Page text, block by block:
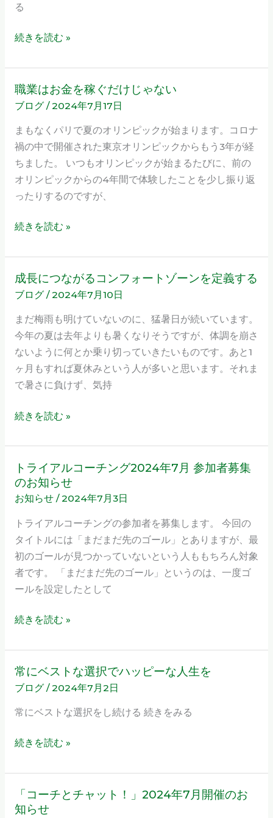
せ
る
ま
乗
り
切
に
は
続きを読む »
職業はお金を稼ぐだけじゃない
ブログ/2024年7月17日
まもなくパリで夏のオリンピックが始まります。コロナ
禍の中で開催された東京オリンピックからもう3年が経
ちました。 いつもオリンピックが始まるたびに、前の
オリンピックからの4年間で体験したことを少し振り返
ったりするのですが、
職
業
お
を
だ
じ
ゃ
な
続きを読む »
成長につながるコンフォートゾーンを定義する
ブログ/2024年7月10日
まだ梅雨も明けていないのに、猛暑日が続いています。
今年の夏は去年よりも暑くなりそうですが、体調を崩さ
ないように何とか乗り切っていきたいものです。あと1
ヶ月もすれば夏休みという人が多いと思います。それま
で暑さに負けず、気持
成
長
つ
ン
ォ
ト
ゾ
ン
を
定
義
す
続きを読む »
トライアルコーチング2024年7月 参加者募集
のお知らせ
お知らせ/2024年7月3日
トライアルコーチングの参加者を募集します。 今回の
タイトルには「まだまだ先のゴール」とありますが、最
初のゴールが見つかっていないという人ももちろん対象
者です。 「まだまだ先のゴール」というのは、一度ゴ
ールを設定したとして
ト
ラ
イ
ア
ル
コ
ー
グ
年
7
月
加
募
お
知
続きを読む »
常にベストな選択でハッピーな人生を
ブログ/2024年7月2日
常にベストな選択をし続ける 続きをみる
常
に
ベ
ト
選
択
で
続きを読む »
「コーチとチャット！」2024年7月開催のお
知らせ
「コ
ー